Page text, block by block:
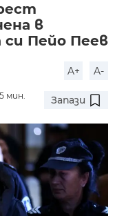
в
си Пейо Пеев
A+ A-
мин.
Запази